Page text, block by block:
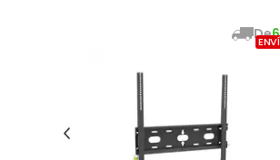
De6